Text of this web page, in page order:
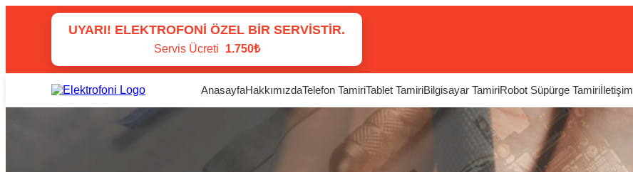
UYARI! ELEKTROFONI ÖZEL BIR SERVISTIR.
Servis Ücreti 1.750₺
AnasayfaHakkımızdaTelefon TamiriTablet TamiriBilgisayar TamiriRobot Süpürge Tamiriİletişim